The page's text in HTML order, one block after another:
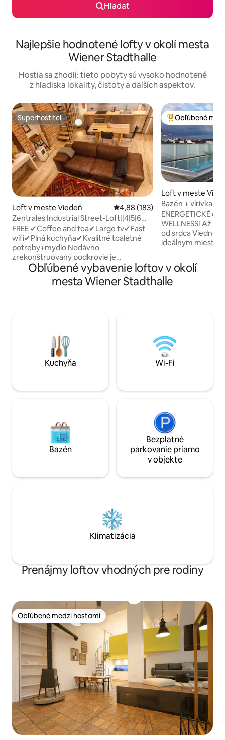
Hľadať
Najlepšie hodnotené lofty v okolí mesta
Wiener Stadthalle
Hostia sa zhodli: tieto pobyty sú vysoko hodnotené
z hľadiska lokality, čistoty a ďalších aspektov.
Superhostiteľ
Superhostiteľ
Loft v meste Viedeň Priemerné ohodnotenie 4,88 z
4,88 (183)
Zentrales Industrial Street-Loft||4|5|6
Viedeň
FREE ✔Coffee and tea✔Large tv✔Fast
wifi✔Plná kuchyňa✔Kvalitné toaletné
potreby+mydlo Nedávno
zrekonštruovaný podkrovie je
navrhnutý s dôrazom na detail a
dizajnérsky nábytok vytvoriť útulný a
jedinečný priestor, kde nájdete pokoj a
a oveľa viac sú za rohom. V pešej
vzdialenosti od najväčšej viedenskej
nemocnice, AKH, rôznych univerzít a
súkromných kliník
Najobľúbenejšie
Obľúbené
Loft v meste
Bazén + vírivka +
Len pre vašu
ENERGETICKÉ
WELLNESS! Až od 1 dňa, 8. okresu, kúsok
od srdca Viedne,
ideálnym
súkromnou
SÚKROMNÉHO bazéna, kúpeľnej zóny
so saunou,
Jednoducho
kanceláriu s
Obľúbené vybavenie loftov v okolí
mesta Wiener Stadthalle
Kuchyňa Wi-Fi
Bazén
Bezplatné
parkovanie priamo
v objekte
Klimatizácia
Prenájmy loftov vhodných pre rodiny
Obľúbené medzi hosťami
Obľúbené medzi hosťami